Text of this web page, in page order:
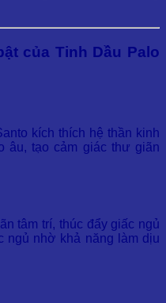
của Tinh Dầu Palo
kích thích hệ thần kinh
âu, tạo cảm giác thư giãn
tâm trí, thúc đẩy giấc ngủ
ngủ nhờ khả năng làm dịu